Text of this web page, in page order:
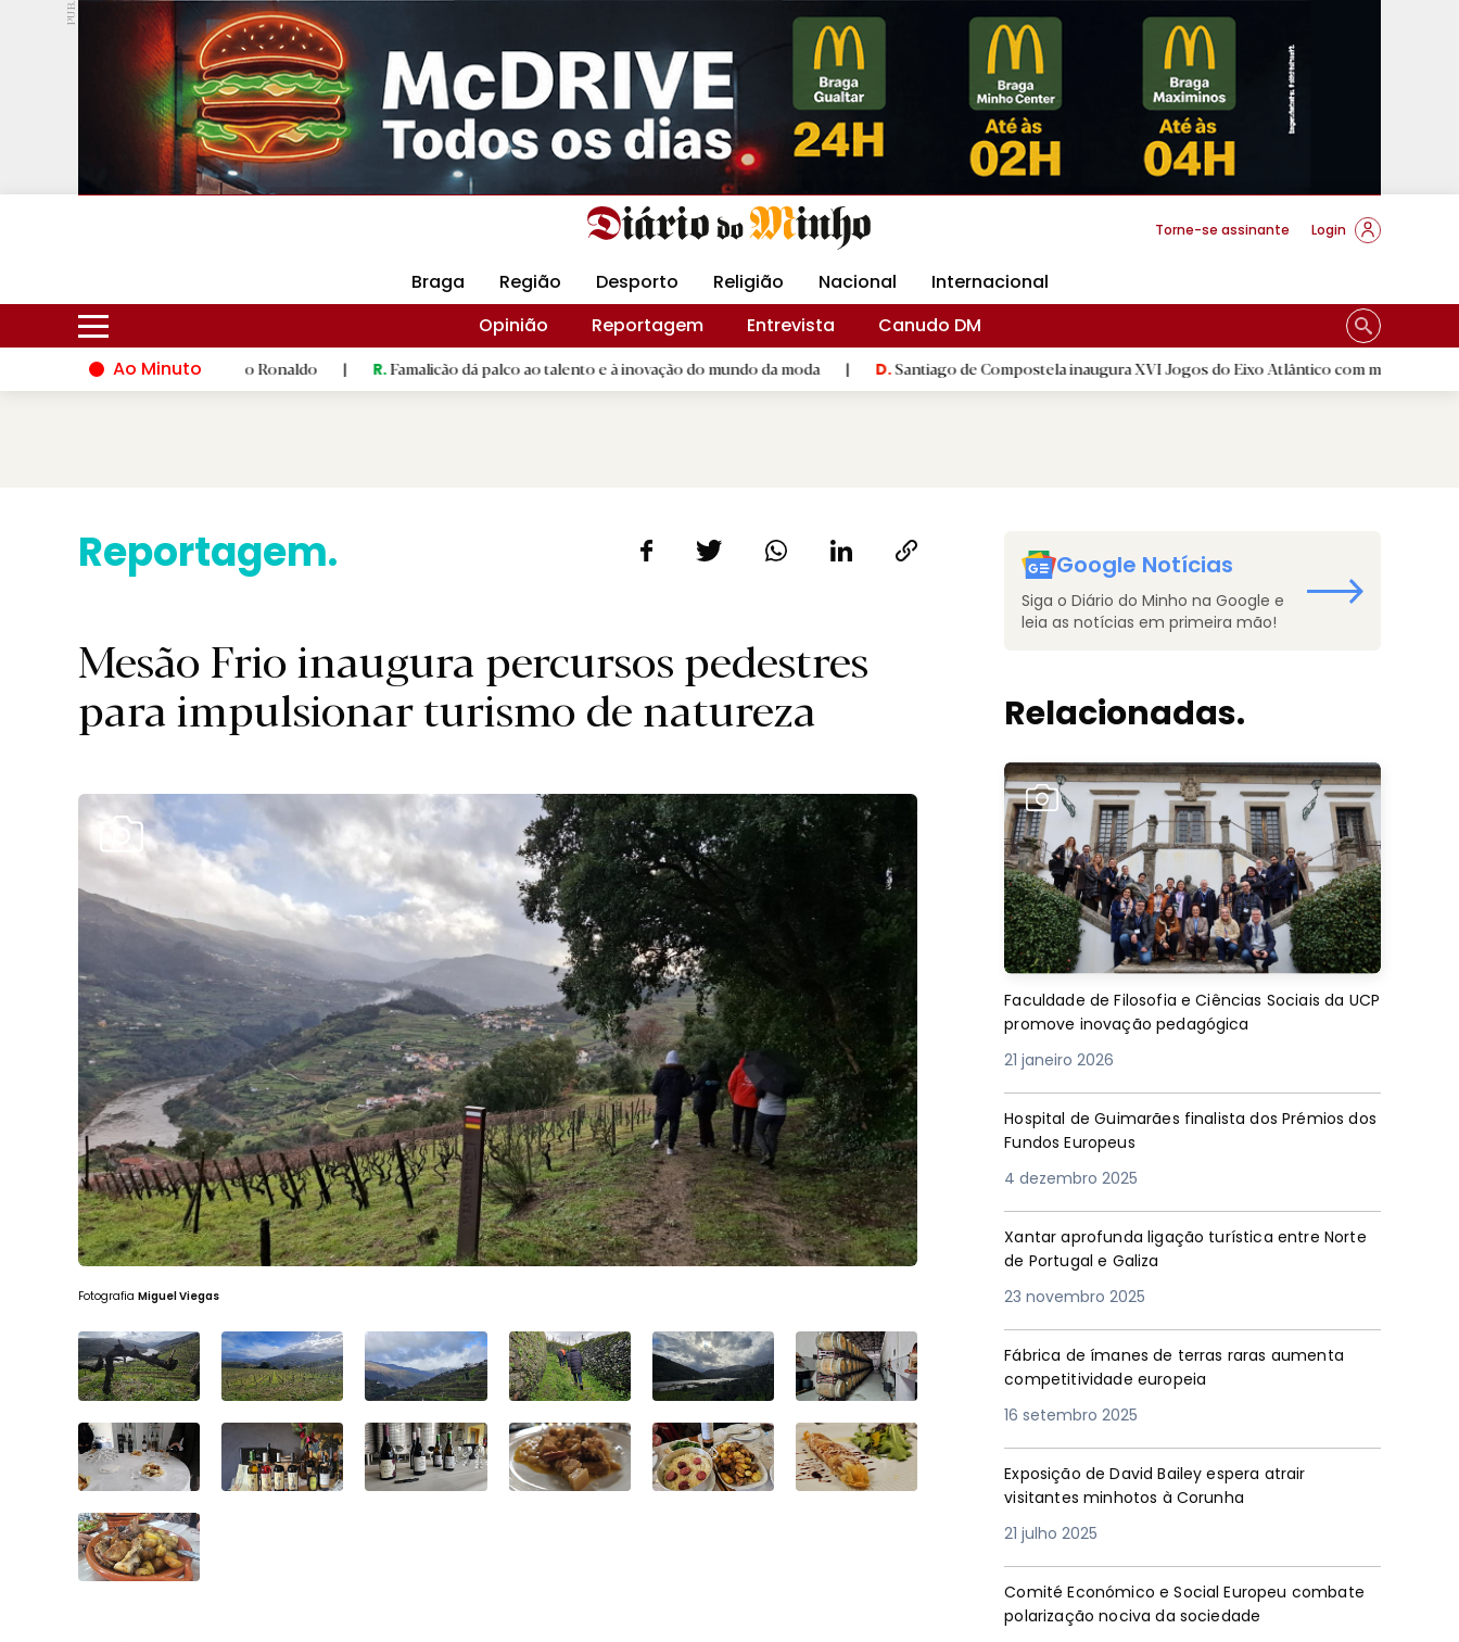
PUB.
Hoje 17ºC 30ºC DMtv Revista Minha Gráfica DM Livraria DM Arquidiocese Braga
Torne-se assinante Login
Braga Região Desporto Religião Nacional
Internacional
Opinião
Reportagem Entrevista
Canudo DM
Ao Minuto
dança de Cristiano Ronaldo R.Famalicão dá palco ao talento e à inovação do mundo da moda | D.Santiago de Compostela inaugura XVI Jogos do Eixo Atlântico com mais de dois mil atletas
Reportagem.
Mesão Frio inaugura percursos pedestres
para impulsionar turismo de natureza
Ver Galeria
Fotografia Miguel Viegas
Google Notícias
Siga o Diário do Minho na Google e
leia as notícias em primeira mão!
Relacionadas.
Faculdade de Filosofia e Ciências Sociais da UCP
promove inovação pedagógica
21 janeiro 2026
Hospital de Guimarães finalista dos Prémios dos
Fundos Europeus
4 dezembro 2025
Xantar aprofunda ligação turística entre Norte
de Portugal e Galiza
23 novembro 2025
Fábrica de ímanes de terras raras aumenta
competitividade europeia
16 setembro 2025
Exposição de David Bailey espera atrair
visitantes minhotos à Corunha
21 julho 2025
Comité Económico e Social Europeu combate
polarização nociva da sociedade